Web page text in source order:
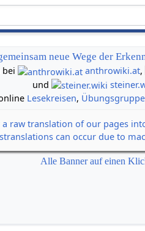
neue Wege der
bei
anthrowiki.at,
und
Lesekreisen,
raw translation of our pages
can occur due to
Alle Banner auf einen